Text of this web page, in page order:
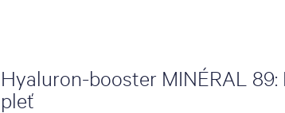
Hyaluron-booster MINÉRAL
pleť